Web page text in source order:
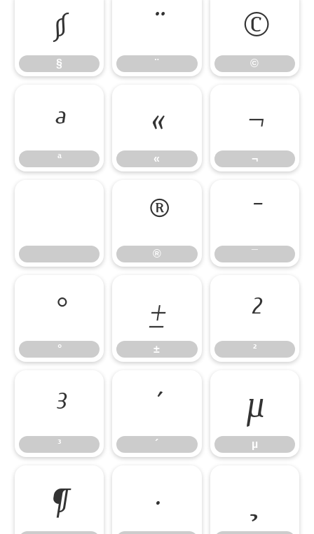
§
§
¨
¨
©
©
ª
ª
«
«
¬
¬
®
®
¯
¯
°
°
±
±
²
²
³
³
´
´
µ
µ
¶ · ¸